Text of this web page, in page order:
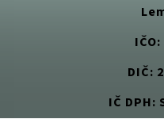
DIČ:
IČ DPH: